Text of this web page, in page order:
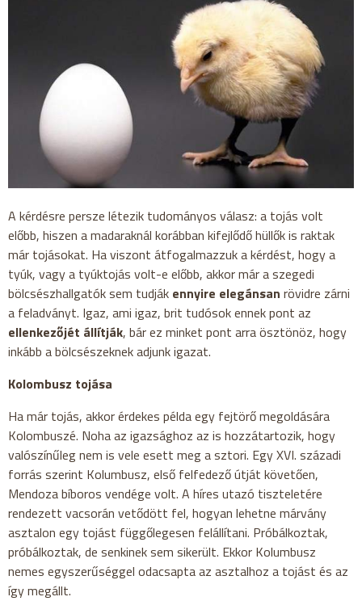
A kérdésre persze létezik tudományos válasz: a tojás volt
előbb, hiszen a madaraknál korábban kifejlődő hüllők is raktak
már tojásokat. Ha viszont átfogalmazzuk a kérdést, hogy a
tyúk, vagy a tyúktojás volt-e előbb, akkor már a szegedi
bölcsészhallgatók sem tudják ennyire elegánsan rövidre zárni
a feladványt. Igaz, ami igaz, brit tudósok ennek pont az
ellenkezőjét állítják, bár ez minket pont arra ösztönöz, hogy
inkább a bölcsészeknek adjunk igazat.
Kolombusz tojása
Ha már tojás, akkor érdekes példa egy fejtörő megoldására
Kolombuszé. Noha az igazsághoz az is hozzátartozik, hogy
valószínűleg nem is vele esett meg a sztori. Egy XVI. századi
forrás szerint Kolumbusz, első felfedező útját követően,
Mendoza bíboros vendége volt. A híres utazó tiszteletére
rendezett vacsorán vetődött fel, hogyan lehetne márvány
asztalon egy tojást függőlegesen felállítani. Próbálkoztak,
próbálkoztak, de senkinek sem sikerült. Ekkor Kolumbusz
nemes egyszerűséggel odacsapta az asztalhoz a tojást és az
így megállt.